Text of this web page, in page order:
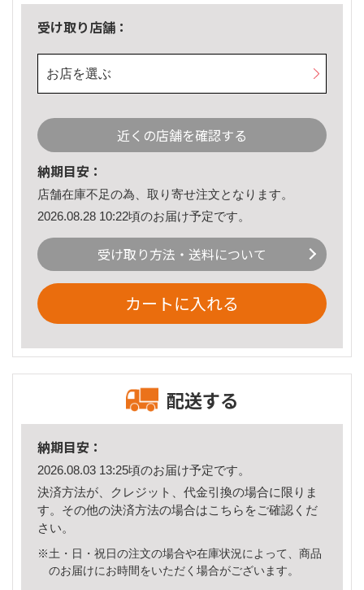
受け取り店舗：
お店を選ぶ
近くの店舗を確認する
納期目安：
店舗在庫不足の為、取り寄せ注文となります。
2026.08.28 10:22頃のお届け予定です。
受け取り方法・送料について
カートに入れる
配送する
納期目安：
2026.08.03 13:25頃のお届け予定です。
決済方法が、クレジット、代金引換の場合に限りま
す。その他の決済方法の場合はこちら をご確認くだ
さい。
※土・日・祝日の注文の場合や在庫状況によって、商品
のお届けにお時間をいただく場合がございます。